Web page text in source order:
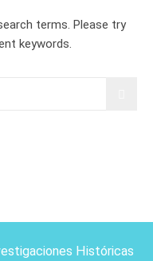
terms. Please try
keywords.
Históricas